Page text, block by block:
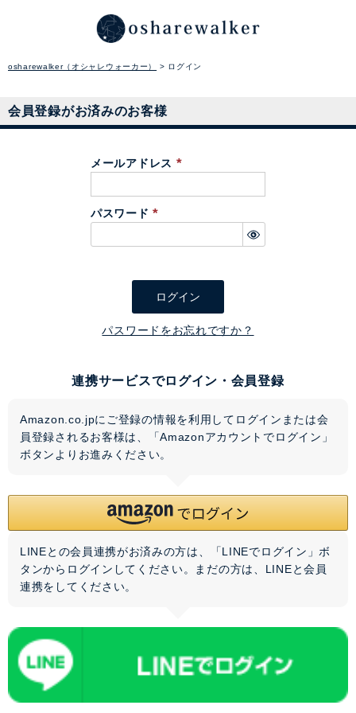
osharewalker（オシャレウォーカー） ログイン
会員登録がお済みのお客様
メールアドレス
必
パスワード
必
ログイン
パスワードをお忘れですか？
連携サービスでログイン・会員登録
Amazon.co.jpにご登録の情報を利用してログインまたは会
員登録されるお客様は、「Amazonアカウントでログイン」
ボタンよりお進みください。
LINEとの会員連携がお済みの方は、「LINEでログイン」ボ
タンからログインしてください。まだの方は、 LINEと会員
連携をしてください。